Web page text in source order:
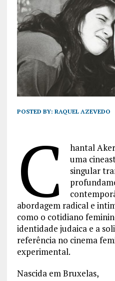
POSTED BY: RAQUEL AZEVEDO
C
hantal
uma
singular
abordagem radical e
como o cotidiano
identidade judaica e a
referência no cinema
experimental.
Nascida em Bruxelas,